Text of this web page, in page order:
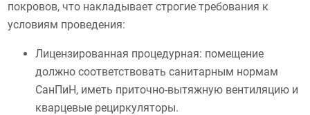
покровов, что накладывает строгие требования к
условиям проведения:
Лицензированная процедурная: помещение
должно соответствовать санитарным нормам
СанПиН, иметь приточно-вытяжную вентиляцию и
кварцевые рециркуляторы.